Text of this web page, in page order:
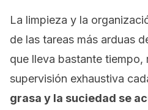
La limpieza y la
de las tareas más arduas
que lleva bastante tiempo,
supervisión exhaustiva
grasa y la suciedad se